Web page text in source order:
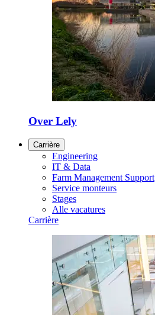
Over Lely
Carrière
Engineering
IT & Data
Farm Management Support
Service monteurs
Stages
Alle vacatures
Carrière